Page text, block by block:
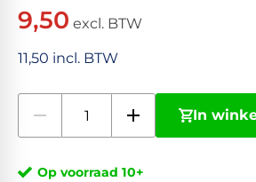
9,50 excl. BTW
11,50 incl. BTW
In
Op voorraad 10+